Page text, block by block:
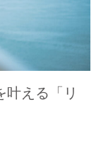
叶える「リ